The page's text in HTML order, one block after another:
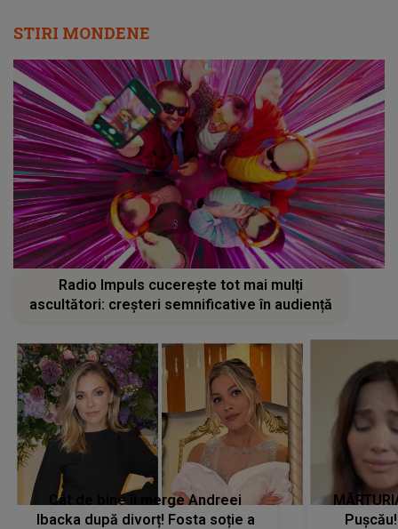
STIRI MONDENE
Radio Impuls cucerește tot mai mulți
ascultători: creșteri semnificative în audiență
Cât de bine îi merge Andreei
Ibacka după divorț! Fosta soție a